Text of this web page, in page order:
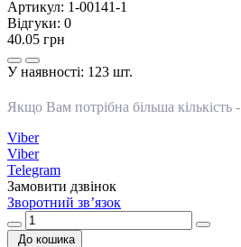
Артикул: 1-00141-1
Відгуки: 0
40.05 грн
У наявності: 123 шт.
Якщо Вам потрібна більша кількість -
Viber
Viber
Telegram
Замовити дзвінок
Зворотний зв’язок
До кошика